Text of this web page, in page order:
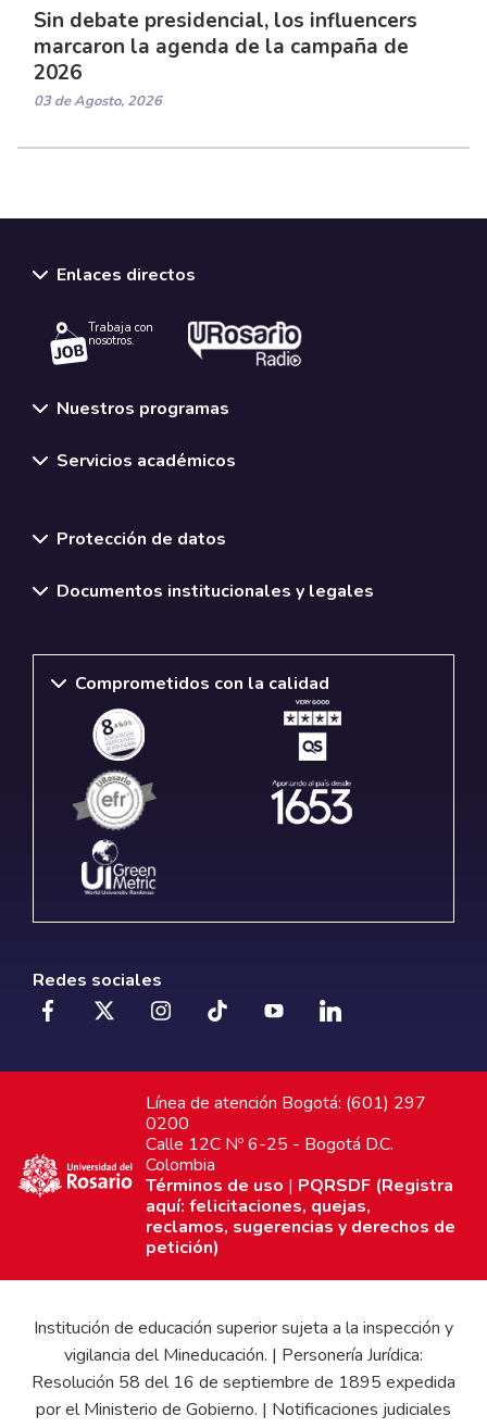
Sin debate presidencial, los influencers
marcaron la agenda de la campaña de
2026
03 de Agosto, 2026
Enlaces directos
Trabaja con
nosotros.
Nuestros programas
Servicios académicos
Protección de datos
Documentos institucionales y legales
Comprometidos con la calidad
Redes sociales
Línea de atención Bogotá: (601) 297
0200
Calle 12C Nº 6-25 - Bogotá D.C.
Colombia
Términos de uso | PQRSDF (Registra
aquí: felicitaciones, quejas,
reclamos, sugerencias y derechos de
petición)
Institución de educación superior sujeta a la inspección y
vigilancia del Mineducación. | Personería Jurídica:
Resolución 58 del 16 de septiembre de 1895 expedida
por el Ministerio de Gobierno. | Notificaciones judiciales